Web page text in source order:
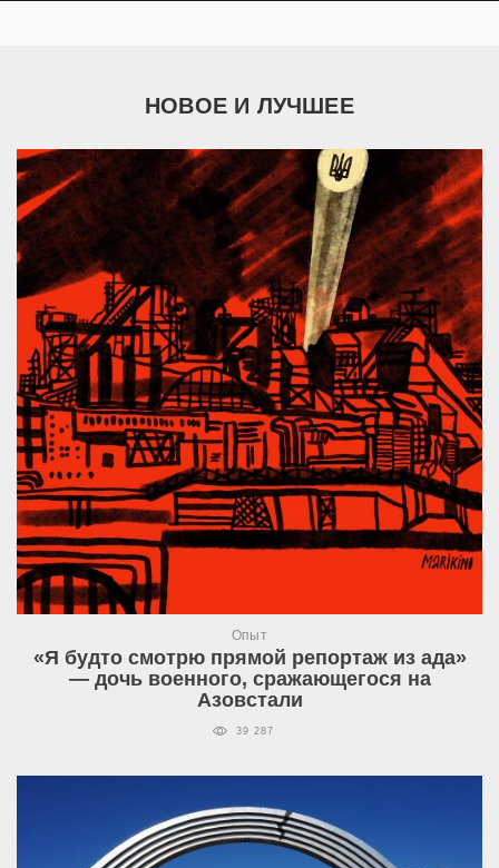
НОВОЕ И ЛУЧШЕЕ
Опыт
«Я будто смотрю прямой репортаж из ада»
— дочь военного, сражающегося на
Азовстали
39 287